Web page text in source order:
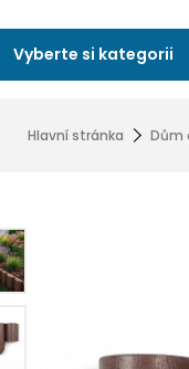
Vyberte si kategorii
Hlavní stránka Dům